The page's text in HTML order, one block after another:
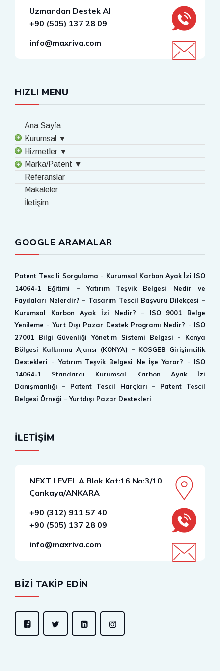
Uzmandan Destek Al
+90 (505) 137 28 09
info@maxriva.com
HIZLI MENU
Ana Sayfa
Kurumsal ▼
Hizmetler ▼
Marka/Patent ▼
Referanslar
Makaleler
İletişim
GOOGLE ARAMALAR
Patent Tescili Sorgulama - Kurumsal Karbon Ayak İ̇zi ISO
14064-1 Eğitimi
-Yatırım Teşvik Belgesi Nedir ve
Faydaları Nelerdir? - Tasarım Tescil Başvuru Dilekçesi -
Kurumsal Karbon Ayak İzi Nedir? -
ISO 9001 Belge
Yenileme -Yurt Dışı Pazar Destek Programı Nedir? - ISO
27001 Bilgi Güvenliği Yönetim Sistemi Belgesi
-
Konya
Bölgesi Kalkınma Ajansı (KONYA)
- KOSGEB Girişimcilik
Destekleri -Yatırım Teşvik Belgesi Ne İşe Yarar? - ISO
14064-1 Standardı Kurumsal Karbon Ayak İzi
Danışmanlığı
- Patent Tescil Harçları -
Patent Tescil
Belgesi Örneği -Yurtdışı Pazar Destekleri
İLETİŞİM
NEXT LEVEL A Blok Kat:16 No:3/10
Çankaya/ANKARA
+90 (312) 911 57 40
+90 (505) 137 28 09
info@maxriva.com
BİZİ TAKİP EDİN